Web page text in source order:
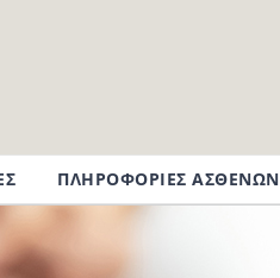
ΠΛΗΡΟΦΟΡΙΕΣ ΑΣΘΕΝΩΝ